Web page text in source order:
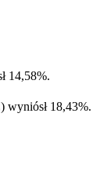
14,58%.
wyniósł 18,43%.